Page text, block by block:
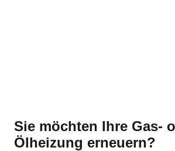
Sie möchten Ihre Gas-
Ölheizung erneuern?